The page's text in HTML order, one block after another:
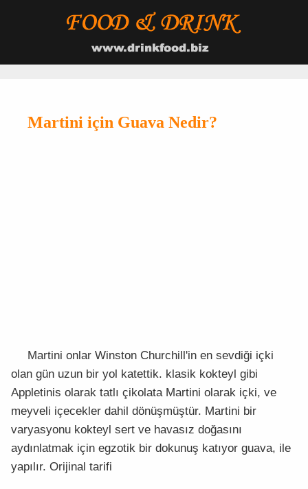
Martini için Guava Nedir?
Martini onlar Winston Churchill'in en sevdiği içki
olan gün uzun bir yol katettik. klasik kokteyl gibi
Appletinis olarak tatlı çikolata Martini olarak içki, ve
meyveli içecekler dahil dönüşmüştür. Martini bir
varyasyonu kokteyl sert ve havasız doğasını
aydınlatmak için egzotik bir dokunuş katıyor guava, ile
yapılır. Orijinal tarifi